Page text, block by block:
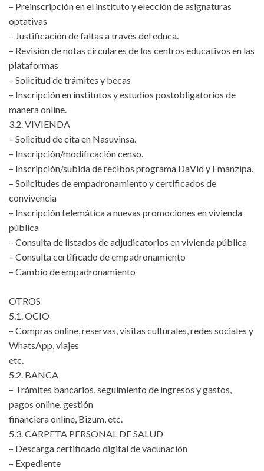
– Preinscripción en el instituto y elección de asignaturas
optativas
– Justificación de faltas a través del educa.
– Revisión de notas circulares de los centros educativos en las
plataformas
– Solicitud de trámites y becas
– Inscripción en institutos y estudios postobligatorios de
manera online.
3.2. VIVIENDA
– Solicitud de cita en Nasuvinsa.
– Inscripción/modificación censo.
– Inscripción/subida de recibos programa DaVid y Emanzipa.
– Solicitudes de empadronamiento y certificados de
convivencia
– Inscripción telemática a nuevas promociones en vivienda
pública
– Consulta de listados de adjudicatorios en vivienda pública
– Consulta certificado de empadronamiento
– Cambio de empadronamiento
OTROS
5.1. OCIO
– Compras online, reservas, visitas culturales, redes sociales y
WhatsApp, viajes
etc.
5.2. BANCA
– Trámites bancarios, seguimiento de ingresos y gastos,
pagos online, gestión
financiera online, Bizum, etc.
5.3. CARPETA PERSONAL DE SALUD
– Descarga certificado digital de vacunación
– Expediente